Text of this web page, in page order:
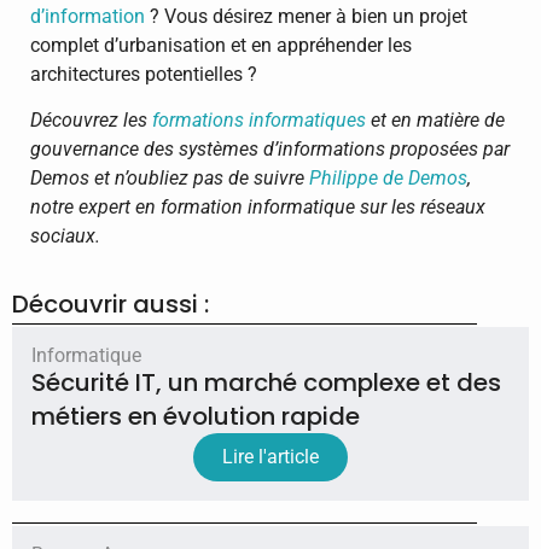
Découvrir aussi :
Informatique
Sécurité IT, un marché complexe et des
métiers en évolution rapide
Lire l'article
d’information ? Vous désirez mener à bien un projet
complet d’urbanisation et en appréhender les
architectures potentielles ?
Découvrez les formations informatiques et en matière de
gouvernance des systèmes d’informations proposées par
Demos et n’oubliez pas de suivre Philippe de Demos,
notre expert en formation informatique sur les réseaux
sociaux.